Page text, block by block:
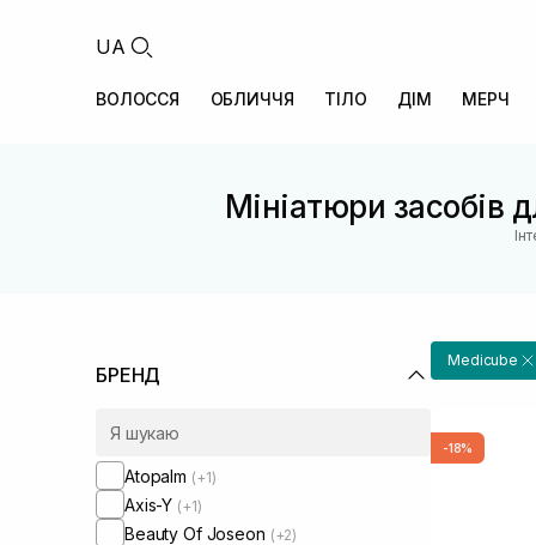
UA
ВОЛОССЯ ОБЛИЧЧЯ ТІЛО ДІМ МЕРЧ
Мініатюри засобів
БРЕНД
Atopalm (+1)
Axis-Y (+1)
Beauty Of Joseon (+2)
Medicube
-18%